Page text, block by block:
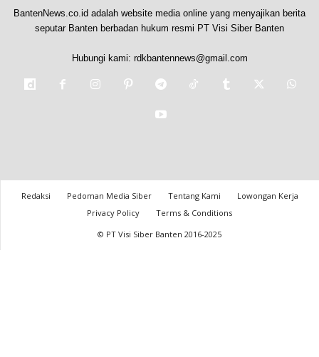
BantenNews.co.id adalah website media online yang menyajikan berita
seputar Banten berbadan hukum resmi PT Visi Siber Banten
Hubungi kami: rdkbantennews@gmail.com
Redaksi Pedoman Media Siber Tentang Kami
Lowongan Kerja
Privacy Policy
Terms & Conditions
© PT Visi Siber Banten 2016-2025